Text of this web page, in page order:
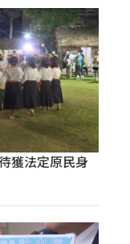
獲法定原民身